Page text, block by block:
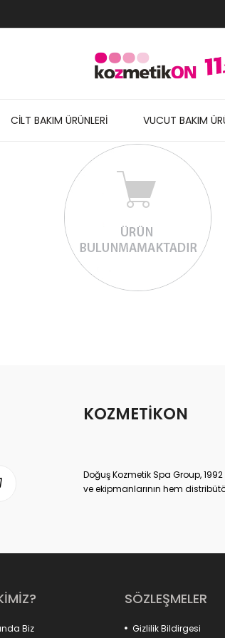
CİLT BAKIM ÜRÜNLERİ VUCUT BAKIM
KOZMETİKON
Doğuş Kozmetik Spa Group,
ve ekipmanlarının hem
sektörüne de yansıtmıştır.
Biz
SÖZLEŞMELER
Gizlilik Bildirgesi